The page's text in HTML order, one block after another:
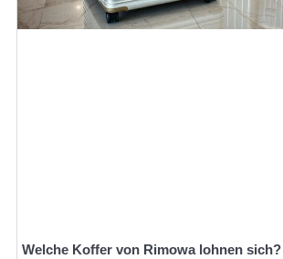
Welche Koffer von Rimowa lohnen sich?